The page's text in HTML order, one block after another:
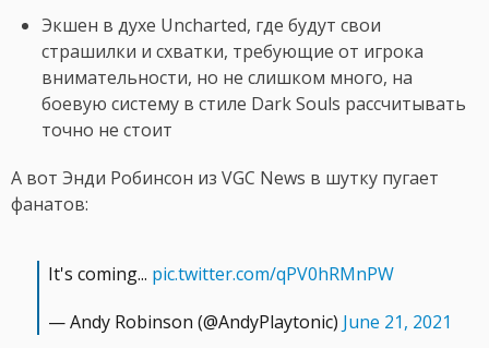
Экшен в духе Uncharted, где будут свои
страшилки и схватки, требующие от игрока
внимательности, но не слишком много, на
боевую систему в стиле Dark Souls рассчитывать
точно не стоит
А вот Энди Робинсон из VGC News в шутку пугает
фанатов:
It's coming... pic.twitter.com/qPV0hRMnPW
— Andy Robinson (@AndyPlaytonic) June 21, 2021